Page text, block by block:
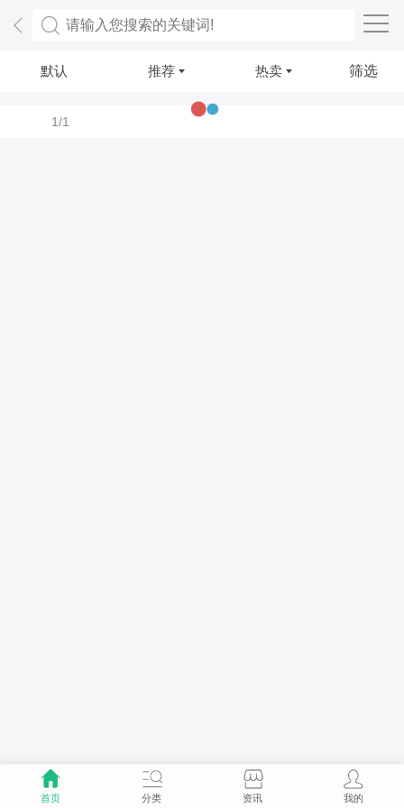
默认 推荐 热卖 筛选
1/1
首页 分类 资讯 我的